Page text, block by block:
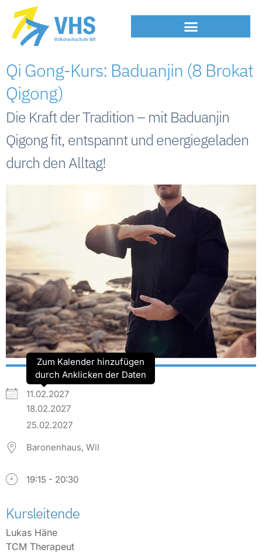
Qi Gong-Kurs: Baduanjin (8 Brokat
Qigong)
Die Kraft der Tradition – mit Baduanjin
Qigong fit, entspannt und energiegeladen
durch den Alltag!
11.02.2027
Zum Kalender hinzufügen
durch Anklicken der Daten
18.02.2027
25.02.2027
Baronenhaus, Wil
19:15 - 20:30
Kursleitende
Lukas Häne
TCM Therapeut